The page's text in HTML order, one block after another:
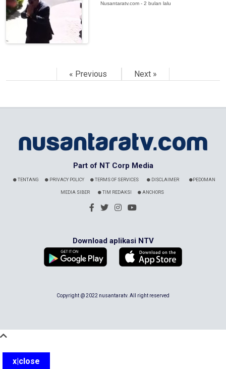
Nusantaratv.com - 2 bulan lalu
« Previous Next »
Part of NT Corp Media
TENTANG PRIVACY POLICY TERMS OF SERVICES DISCLAIMER PEDOMAN
MEDIA SIBER TIM REDAKSI ANCHORS
Download aplikasi NTV
Copyright @ 2022 nusantaratv. All right reserved
x|close